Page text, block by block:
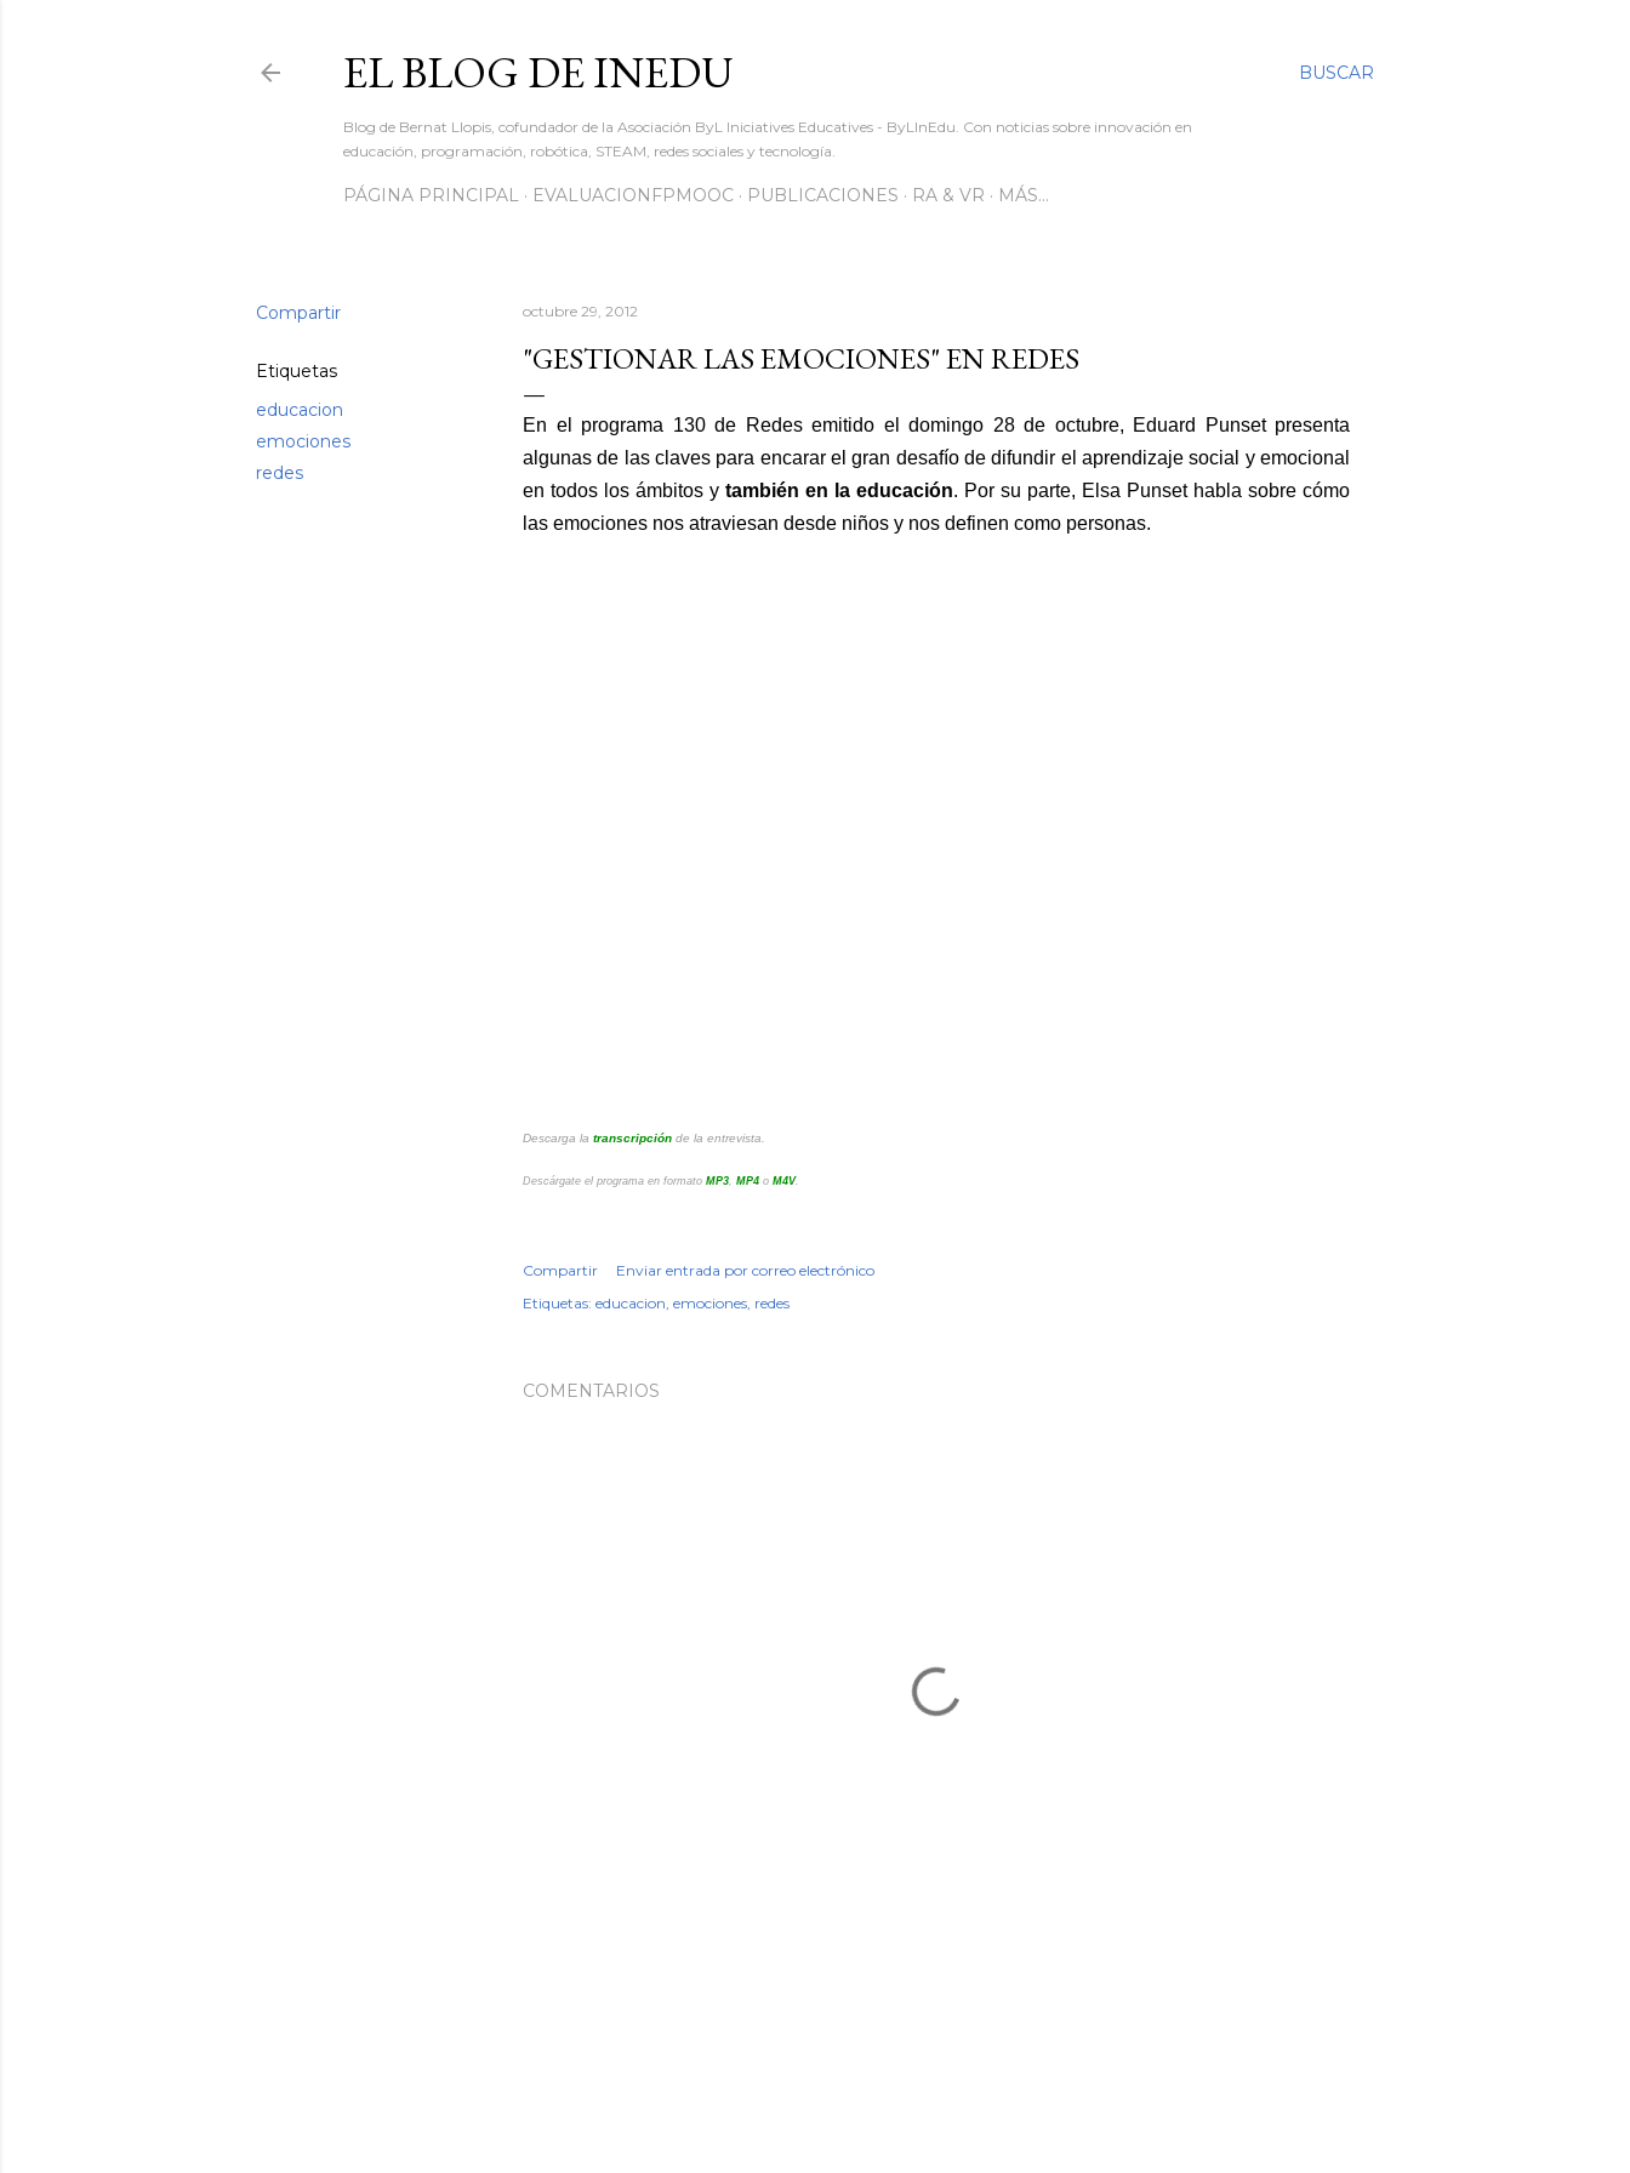
BUSCAR
EL BLOG DE INEDU
Blog de Bernat Llopis, cofundador de la Asociación ByL Iniciatives Educatives - ByLInEdu. Con noticias sobre innovación en
educación, programación, robótica, STEAM, redes sociales y tecnología.
PÁGINA PRINCIPAL EVALUACIONFPMOOC PUBLICACIONES RA & VR MÁS…
Compartir
Etiquetas
educacion
emociones
redes
octubre 29, 2012
"GESTIONAR LAS EMOCIONES" EN REDES
En el programa 130 de Redes emitido el domingo 28 de octubre, Eduard Punset presenta
algunas de las claves para encarar el gran desafío de difundir el aprendizaje social y emocional
en todos los ámbitos y también en la educación. Por su parte, Elsa Punset habla sobre cómo
las emociones nos atraviesan desde niños y nos definen como personas.
Descarga la transcripción de la entrevista.
Descárgate el programa en formato MP3, MP4 o M4V.
Compartir
Enviar entrada por correo electrónico
Etiquetas: educacion emociones redes
COMENTARIOS